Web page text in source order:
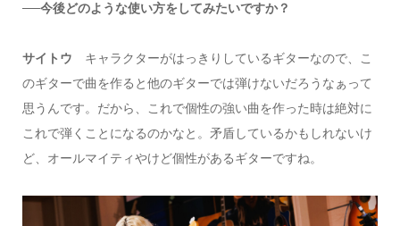
──今後どのような使い方をしてみたいですか？
サイトウ キャラクターがはっきりしているギターなので、こ
のギターで曲を作ると他のギターでは弾けないだろうなぁって
思うんです。だから、これで個性の強い曲を作った時は絶対に
これで弾くことになるのかなと。矛盾しているかもしれないけ
ど、オールマイティやけど個性があるギターですね。